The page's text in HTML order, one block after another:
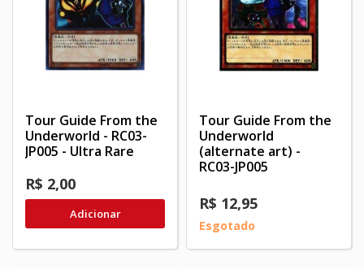
Tour Guide From the
Underworld - RC03-
JP005 - Ultra Rare
R$ 2,00
Adicionar
Tour Guide From the
Underworld
(alternate art) -
RC03-JP005
R$ 12,95
Esgotado